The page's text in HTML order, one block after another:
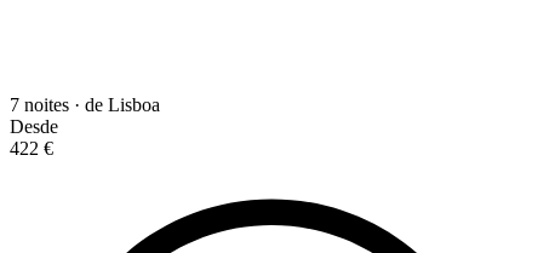
7 noites · de Lisboa
Desde
422 €